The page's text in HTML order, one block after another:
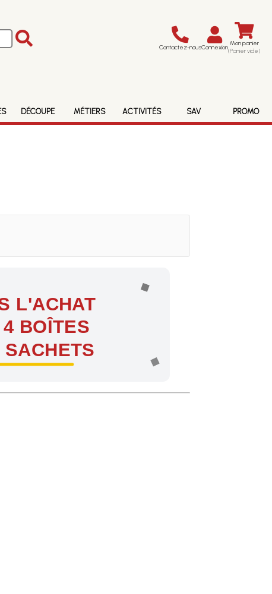
Contactez-nousConnexion Mon panier
(Panier vide)
DÉCOUPE MÉTIERS ACTIVITÉS SAV PROMO
L'ACHAT
4 BOÎTES
SACHETS
!